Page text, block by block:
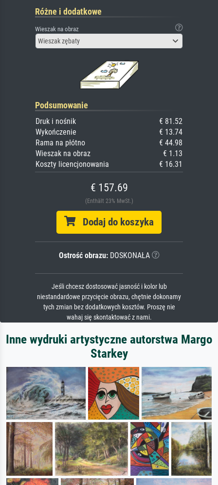
Różne i dodatkowe
Wieszak na obraz
Wieszak zębaty
Podsumowanie
Druk i nośnik
€ 81.52
Wykończenie
€ 13.74
Rama na płótno
€ 44.98
Wieszak na obraz
€ 1.13
Koszty licencjonowania
€ 16.31
€ 157.69
(Enthält 23% MwSt.)
Dodaj do koszyka
Ostrość obrazu:DOSKONAŁA
Jeśli chcesz dostosować jasność i kolor lub
niestandardowe przycięcie obrazu, chętnie dokonamy
tych zmian bez dodatkowych kosztów. Proszę nie
wahaj się skontaktować z nami.
Inne wydruki artystyczne autorstwa Margo
Starkey